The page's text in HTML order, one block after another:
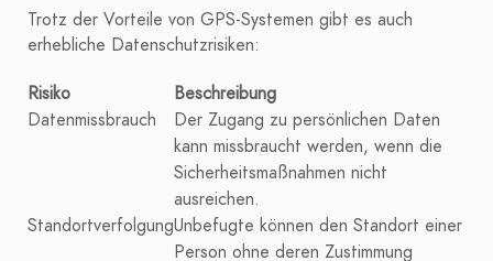
Trotz der Vorteile von GPS-Systemen gibt es auch
erhebliche Datenschutzrisiken:
Risiko
Beschreibung
Datenmissbrauch
Der Zugang zu persönlichen Daten
kann missbraucht werden, wenn die
Sicherheitsmaßnahmen nicht
ausreichen.
StandortverfolgungUnbefugte können den Standort einer
Person ohne deren Zustimmung